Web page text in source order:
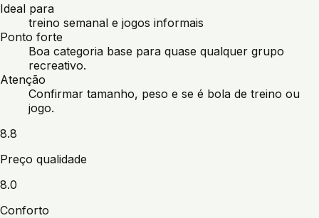
Ideal para
treino semanal e jogos informais
Ponto forte
Boa categoria base para quase qualquer grupo
recreativo.
Atenção
Confirmar tamanho, peso e se é bola de treino ou
jogo.
8.8
Preço qualidade
8.0
Conforto